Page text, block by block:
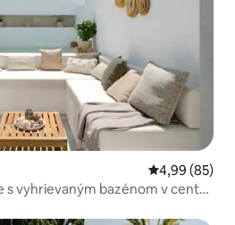
Priemerné
4,99 (85)
s vyhrievaným bazénom v centre